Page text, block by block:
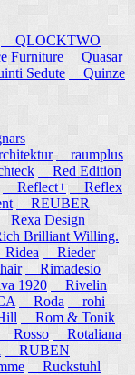
QLOCKTWO
Furniture
Quasar
Sedute
Quinze
raumplus
Red Edition
Reflect+
Reflex
REUBER
Rexa Design
Brilliant Willing.
Rieder
Rimadesio
1920
Rivelin
Roda
rohi
Rom & Tonik
Rosso
Rotaliana
RUBEN
Ruckstuhl